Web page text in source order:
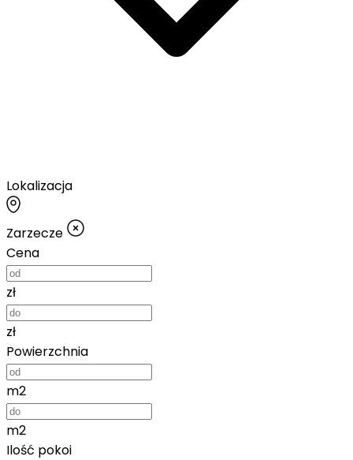
Lokalizacja
Zarzecze
Cena
zł
zł
Powierzchnia
m2
m2
Ilość pokoi